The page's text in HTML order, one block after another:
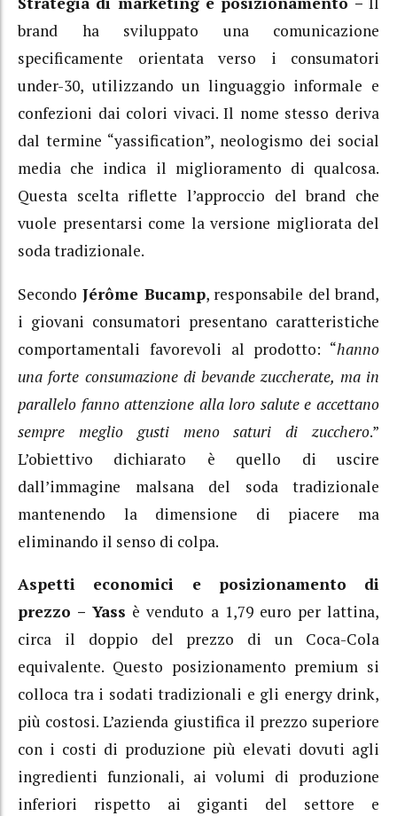
brand ha sviluppato una comunicazione
specificamente orientata verso i consumatori
under-30, utilizzando un linguaggio informale e
confezioni dai colori vivaci. Il nome stesso deriva
dal termine “yassification”, neologismo dei social
media che indica il miglioramento di qualcosa.
Questa scelta riflette l’approccio del brand che
vuole presentarsi come la versione migliorata del
soda tradizionale.
Secondo Jérôme Bucamp, responsabile del brand,
i giovani consumatori presentano caratteristiche
comportamentali favorevoli al prodotto: “hanno
una forte consumazione di bevande zuccherate, ma in
parallelo fanno attenzione alla loro salute e accettano
sempre meglio gusti meno saturi di zucchero.”
L’obiettivo dichiarato è quello di uscire
dall’immagine malsana del soda tradizionale
mantenendo la dimensione di piacere ma
eliminando il senso di colpa.
Aspetti economici e posizionamento di
prezzo – Yass è venduto a 1,79 euro per lattina,
circa il doppio del prezzo di un Coca-Cola
equivalente. Questo posizionamento premium si
colloca tra i sodati tradizionali e gli energy drink,
più costosi. L’azienda giustifica il prezzo superiore
con i costi di produzione più elevati dovuti agli
ingredienti funzionali, ai volumi di produzione
inferiori rispetto ai giganti del settore e